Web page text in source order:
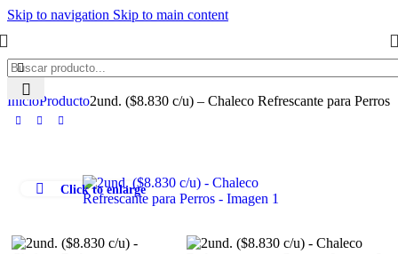
Skip to navigation Skip to main content
InicioProducto2und. ($8.830 c/u) – Chaleco Refrescante para Perros
Click to enlarge